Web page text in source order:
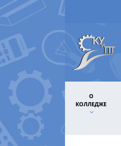
О
КОЛЛЕДЖЕ